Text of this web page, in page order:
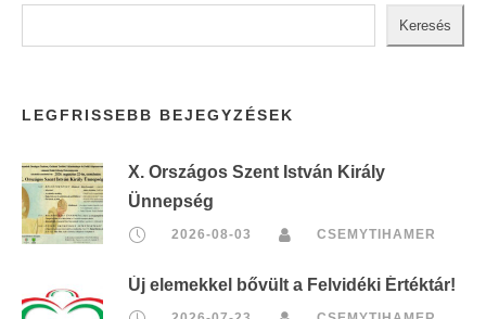
Keresés
LEGFRISSEBB BEJEGYZÉSEK
X. Országos Szent István Király
Ünnepség
2026-08-03 CSEMYTIHAMER
Új elemekkel bővült a Felvidéki Értéktár!